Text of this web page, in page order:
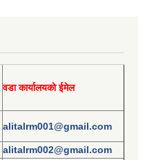
वडा कार्यालयको ईमेल
alitalrm001@gmail.com
alitalrm002@gmail.com